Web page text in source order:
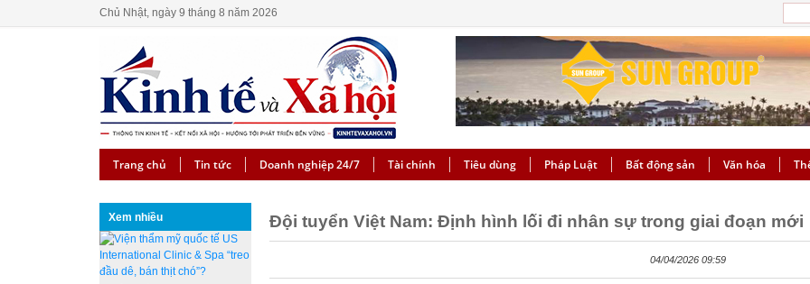
Chủ Nhật, ngày 9 tháng 8 năm 2026
Trang chủ Tin tức Doanh nghiệp 24/7 Tài chính Tiêu dùng Pháp Luật Bất động sản Văn hóa
Xem nhiều Đội tuyển Việt Nam: Định hình lối đi nhân sự trong giai đoạn mới
04/04/2026 09:59